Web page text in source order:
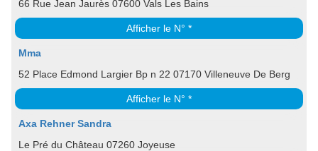
66 Rue Jean Jaurès 07600 Vals Les Bains
Afficher le N° *
Mma
52 Place Edmond Largier Bp n 22 07170 Villeneuve De Berg
Afficher le N° *
Axa Rehner Sandra
Le Pré du Château 07260 Joyeuse